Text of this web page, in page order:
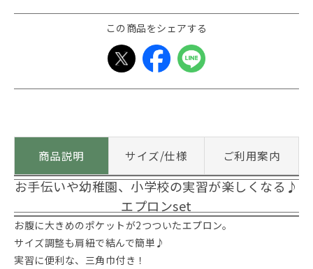
この商品をシェアする
商品説明 サイズ/仕様 ご利用案内
お手伝いや幼稚園、小学校の実習が楽しくなる♪
エプロンset
お腹に大きめのポケットが2つついたエプロン。
サイズ調整も肩紐で結んで簡単♪
実習に便利な、三角巾付き！